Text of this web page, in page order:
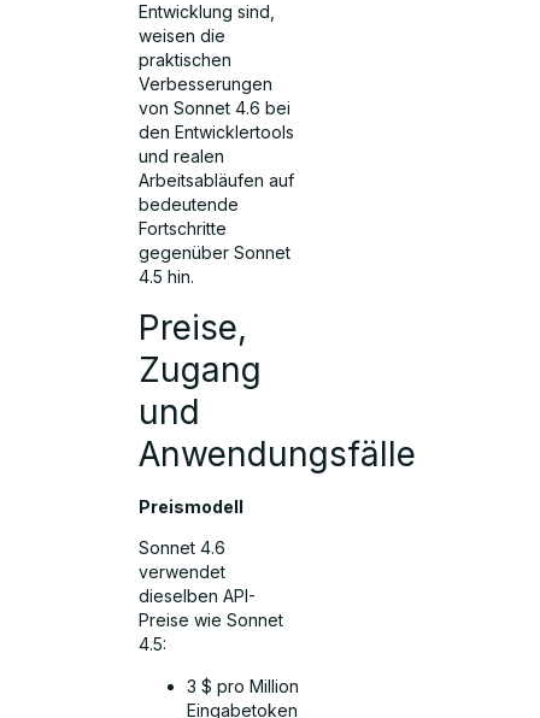
Entwicklung sind,
weisen die
praktischen
Verbesserungen
von Sonnet 4.6 bei
den Entwicklertools
und realen
Arbeitsabläufen auf
bedeutende
Fortschritte
gegenüber Sonnet
4.5 hin.
Preise,
Zugang
und
Anwendungsfälle
Preismodell
Sonnet 4.6
verwendet
dieselben API-
Preise wie Sonnet
4.5:
3 $ pro Million
Eingabetoken